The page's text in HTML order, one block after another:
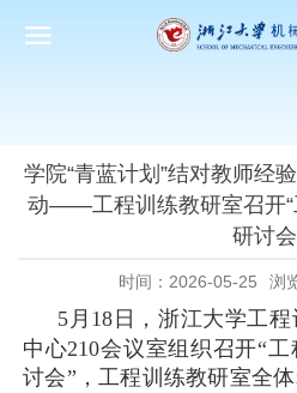
学院“青蓝计划”结对教师经
动——工程训练教研室召开“
研讨会
时间：2026-05-25 浏
5月 18 日，浙江大学工
中心210会议室组织召开“工
讨会” ，工程训练教研室全